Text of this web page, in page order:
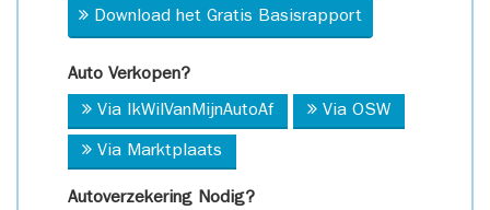
Download het Gratis Basisrapport
Auto Verkopen?
Via IkWilVanMijnAutoAf Via OSW
Via Marktplaats
Autoverzekering Nodig?